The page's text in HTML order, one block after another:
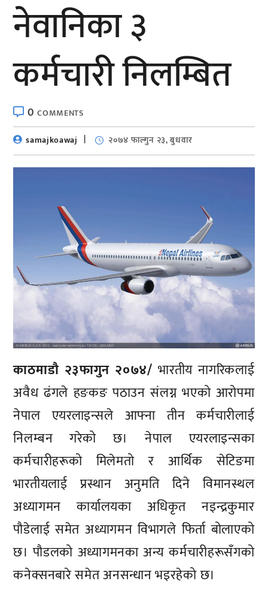
नेवानिका ३
कर्मचारी निलम्बित
0COMMENTS
samajkoawaj
२०७४ फाल्गुन २३, बुधवार
काठमाडौ २३फागुन २०७४/ भारतीय नागरिकलाई
अवैध ढंगले हङकङ पठाउन संलग्न भएको आरोपमा
नेपाल एयरलाइन्सले आफ्ना तीन कर्मचारीलाई
निलम्बन गरेको छ। नेपाल एयरलाइन्सका
कर्मचारीहरूको मिलेमतो र आर्थिक सेटिङमा
भारतीयलाई प्रस्थान अनुमति दिने विमानस्थल
अध्यागमन कार्यालयका अधिकृत नइन्द्रकुमार
पौडेलाई समेत अध्यागमन विभागले फिर्ता बोलाएको
छ। पौडलको अध्यागमनका अन्य कर्मचारीहरूसँगको
कनेक्सनबारे समेत अनसन्धान भइरहेको छ।